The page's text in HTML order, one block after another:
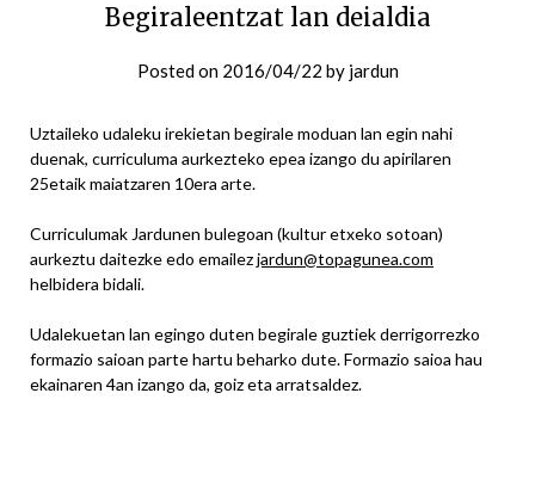
Begiraleentzat lan deialdia
Posted on 2016/04/22 by jardun
Uztaileko udaleku irekietan begirale moduan lan egin nahi
duenak, curriculuma aurkezteko epea izango du apirilaren
25etaik maiatzaren 10era arte.
Curriculumak Jardunen bulegoan (kultur etxeko sotoan)
aurkeztu daitezke edo emailezjardun@topagunea.com
helbidera bidali.
Udalekuetan lan egingo duten begirale guztiek derrigorrezko
formazio saioan parte hartu beharko dute. Formazio saioa hau
ekainaren 4an izango da, goiz eta arratsaldez.